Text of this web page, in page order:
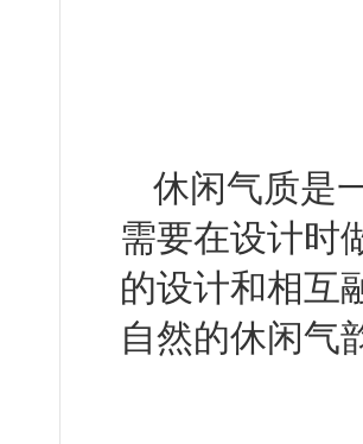
休闲气质是
需要在设计时
的设计和相互
自然的休闲气韵